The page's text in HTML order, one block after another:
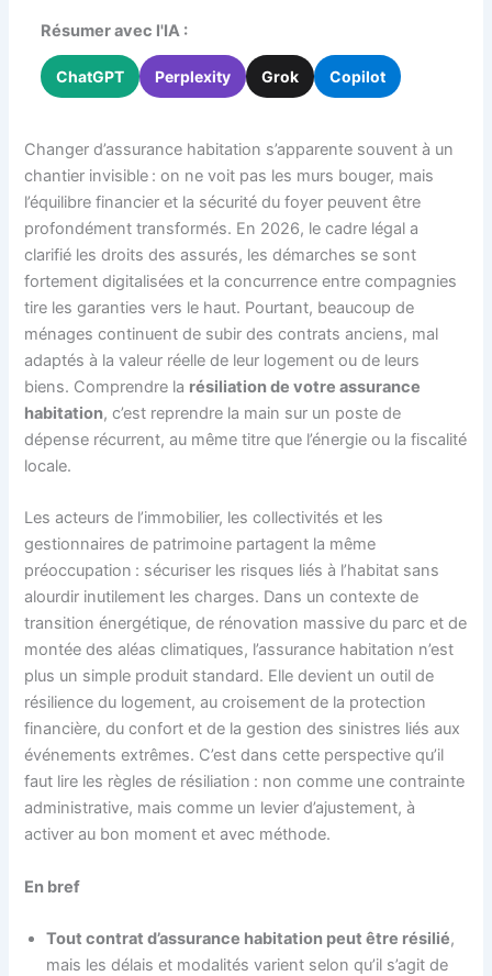
Résumer avec l'IA :
ChatGPT Perplexity Grok Copilot
Changer d’assurance habitation s’apparente souvent à un
chantier invisible : on ne voit pas les murs bouger, mais
l’équilibre financier et la sécurité du foyer peuvent être
profondément transformés. En 2026, le cadre légal a
clarifié les droits des assurés, les démarches se sont
fortement digitalisées et la concurrence entre compagnies
tire les garanties vers le haut. Pourtant, beaucoup de
ménages continuent de subir des contrats anciens, mal
adaptés à la valeur réelle de leur logement ou de leurs
biens. Comprendre la résiliation de votre assurance
habitation, c’est reprendre la main sur un poste de
dépense récurrent, au même titre que l’énergie ou la fiscalité
locale.
Les acteurs de l’immobilier, les collectivités et les
gestionnaires de patrimoine partagent la même
préoccupation : sécuriser les risques liés à l’habitat sans
alourdir inutilement les charges. Dans un contexte de
transition énergétique, de rénovation massive du parc et de
montée des aléas climatiques, l’assurance habitation n’est
plus un simple produit standard. Elle devient un outil de
résilience du logement, au croisement de la protection
financière, du confort et de la gestion des sinistres liés aux
événements extrêmes. C’est dans cette perspective qu’il
faut lire les règles de résiliation : non comme une contrainte
administrative, mais comme un levier d’ajustement, à
activer au bon moment et avec méthode.
En bref
Tout contrat d’assurance habitation peut être résilié,
mais les délais et modalités varient selon qu’il s’agit de